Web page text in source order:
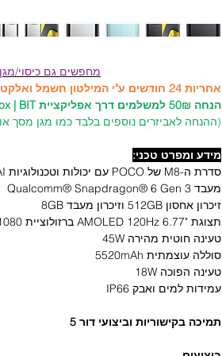
מחפשים גם כיסוי/
אחריות 24 חודשים ע"י המילטון חשמל ואלקטרוניקה היבואן הרשמי!
הנחה 50₪ למשלמים דרך אפליקציית PayBox | BIT לרכישת כיסויים ומגנים!
(ההנחה לאביזרים נוספים בלבד כמו מגן מסך או
מידע ומפרט טכני:
סדרת ה-M8 של POCO עם יכולות וטכנולוגיות AI מתקדמות
מעבד Qualcomm® Snapdragon® 6 Gen 3
זיכרון אחסון 512GB וזיכרון מעבד 8GB
תצוגת "AMOLED 120Hz 6.77 ברזולוציית 2392X1080
טעינה חוטית מהירה 45W
סוללה עוצמתית 5520mAh
טעינה הפוכה 18W
עמידות למים ואבק IP66
תמיכה בקישוריות וביצועי דור 5